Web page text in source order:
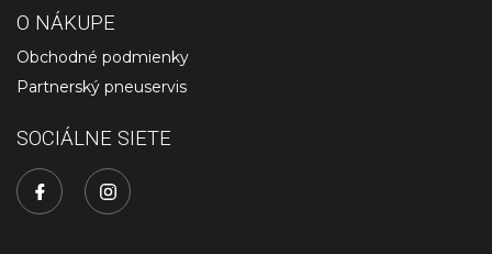
O NÁKUPE
Obchodné podmienky
Partnerský pneuservis
SOCIÁLNE SIETE